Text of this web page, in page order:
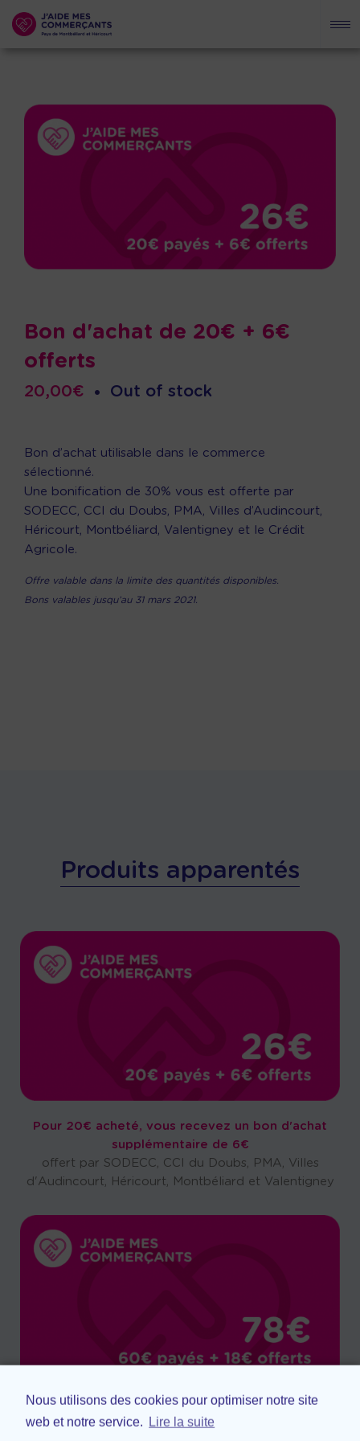
Nous utilisons des cookies pour optimiser notre site
web et notre service. Lire la suite
Bon d'achat de 20€ + 6€
offerts
20,00€ • Out of stock
Bon d’achat utilisable dans le commerce
sélectionné.
Une bonification de 30% vous est offerte par
SODECC, CCI du Doubs, PMA, Villes d’Audincourt,
Héricourt, Montbéliard, Valentigney et le Crédit
Agricole.
Offre valable dans la limite des quantités disponibles.
Bons valables jusqu’au 31 mars 2021.
Produits apparentés
Pour 20€ acheté, vous recevez un bon d'achat
supplémentaire de 6€
offert par SODECC, CCI du Doubs, PMA, Villes
d'Audincourt, Héricourt, Montbéliard et Valentigney
Pour 60€ acheté, vous recevez un bon d'achat
supplémentaire de 18€